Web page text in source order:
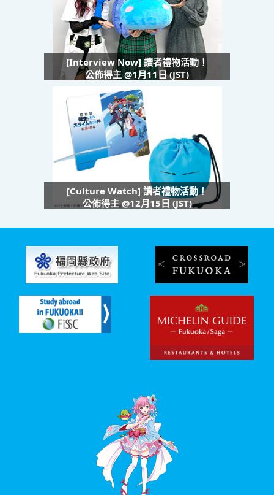
[Interview Now] 讀者禮物活動！
公佈得主 @1月11日 (JST)
[Culture Watch] 讀者禮物活動！
公佈得主 @12月15日 (JST)